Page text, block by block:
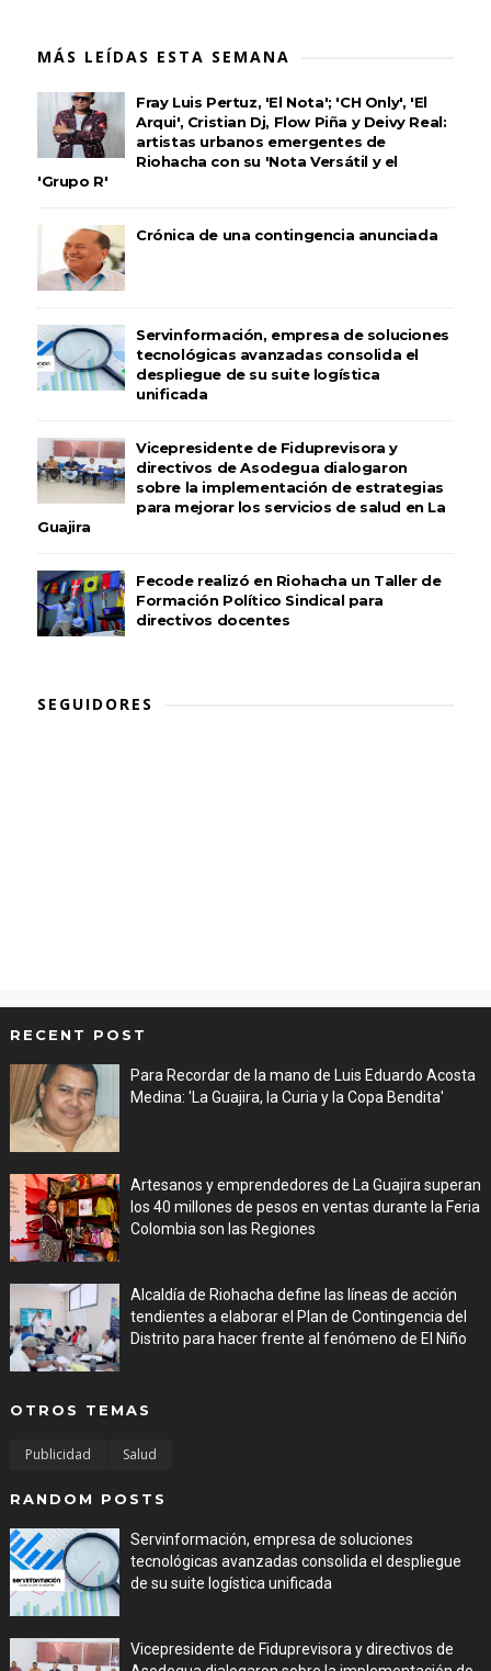
MÁS LEÍDAS ESTA SEMANA
Fray Luis Pertuz, 'El Nota'; 'CH Only', 'El
Arqui', Cristian Dj, Flow Piña y Deivy Real:
artistas urbanos emergentes de
Riohacha con su 'Nota Versátil y el
'Grupo R'
Crónica de una contingencia anunciada
Servinformación, empresa de soluciones
tecnológicas avanzadas consolida el
despliegue de su suite logística
unificada
Vicepresidente de Fiduprevisora y
directivos de Asodegua dialogaron
sobre la implementación de estrategias
para mejorar los servicios de salud en La
Guajira
Fecode realizó en Riohacha un Taller de
Formación Político Sindical para
directivos docentes
SEGUIDORES
RECENT POST
Para Recordar de la mano de Luis Eduardo Acosta
Medina: 'La Guajira, la Curia y la Copa Bendita'
Artesanos y emprendedores de La Guajira superan
los 40 millones de pesos en ventas durante la Feria
Colombia son las Regiones
Alcaldía de Riohacha define las líneas de acción
tendientes a elaborar el Plan de Contingencia del
Distrito para hacer frente al fenómeno de El Niño
OTROS TEMAS
Publicidad Salud
RANDOM POSTS
Servinformación, empresa de soluciones
tecnológicas avanzadas consolida el despliegue
de su suite logística unificada
Vicepresidente de Fiduprevisora y directivos de